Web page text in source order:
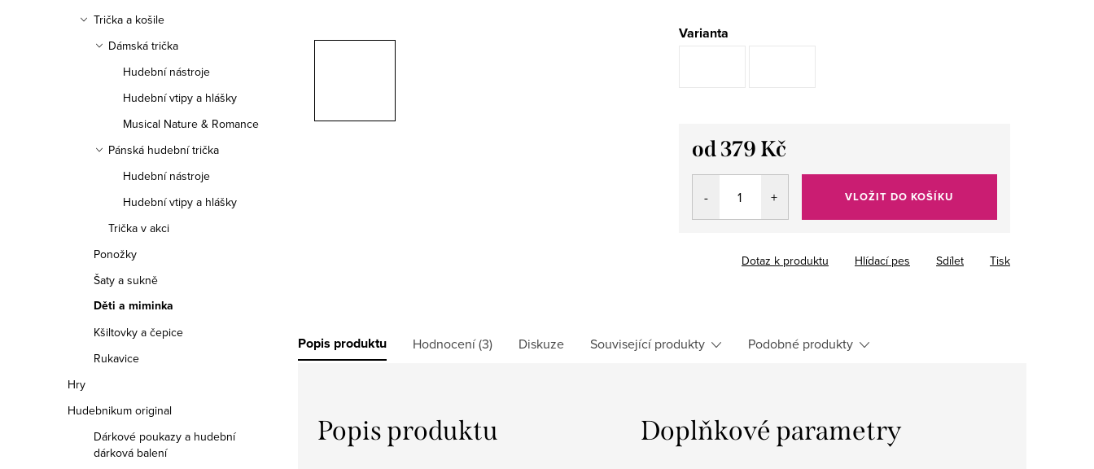
Trička a košile
Dámská trička
Hudební nástroje
Hudební vtipy a hlášky
Musical Nature & Romance
Pánská hudební trička
Hudební nástroje
Hudební vtipy a hlášky
Trička v akci
Ponožky
Šaty a sukně
Děti a miminka
Kšiltovky a čepice
Rukavice
Hry
Hudebnikum original
Dárkové poukazy a hudební
dárková balení
Varianta
od379 Kč
Měrná
VLOŽIT DO KOŠÍKU
Tisk
Dotaz k produktu Hlídací pes Sdílet
Popis produktu Hodnocení (3) Diskuze Související produkty Podobné produkty
Popis produktu Doplňkové parametry